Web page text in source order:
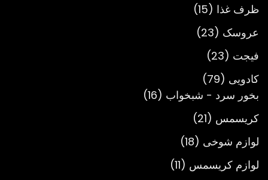
ظرف غذا 15
15
محصول
عروسک 23
23
فیجت 23
23
محصول
کادویی 79
79
محصول
بخور سرد - شبخواب 16
16
کریسمس 21
21
محصول
لوازم شوخی 18
18
محصول
لوازم کریسمس 11
11